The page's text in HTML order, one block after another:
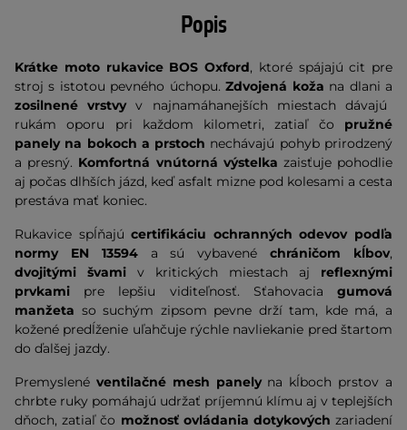
Popis
Krátke moto rukavice BOS Oxford, ktoré spájajú cit pre
stroj s istotou pevného úchopu.Zdvojená koža na dlani a
zosilnené vrstvyv najnamáhanejších miestach dávajú
rukám oporu pri každom kilometri, zatiaľ čo pružné
panely na bokoch a prstoch nechávajú pohyb prirodzený
a presný. Komfortná vnútorná výstelka zaisťuje pohodlie
aj počas dlhších jázd, keď asfalt mizne pod kolesami a cesta
prestáva mať koniec.
Rukavice spĺňajú certifikáciu ochranných odevov podľa
normy EN 13594a sú vybavenéchráničom kĺbov,
dvojitými švami v kritických miestach aj reflexnými
prvkami pre lepšiu viditeľnosť. Sťahovacia gumová
manžeta so suchým zipsom pevne drží tam, kde má, a
kožené predĺženie uľahčuje rýchle navliekanie pred štartom
do ďalšej jazdy.
Premyslené ventilačné mesh panelyna kĺboch prstov a
chrbte ruky pomáhajú udržať príjemnú klímu aj v teplejších
dňoch, zatiaľ čo možnosť ovládania dotykových zariadení